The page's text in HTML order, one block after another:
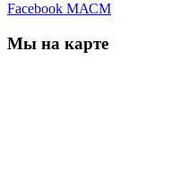
Facebook МАСМ
Мы на карте